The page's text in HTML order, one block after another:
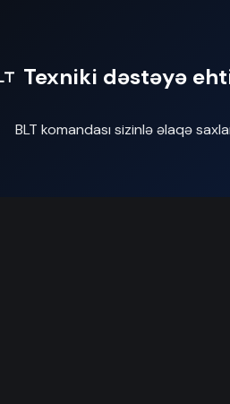
Texniki dəstəyə
BLT komandası sizinlə əlaqə